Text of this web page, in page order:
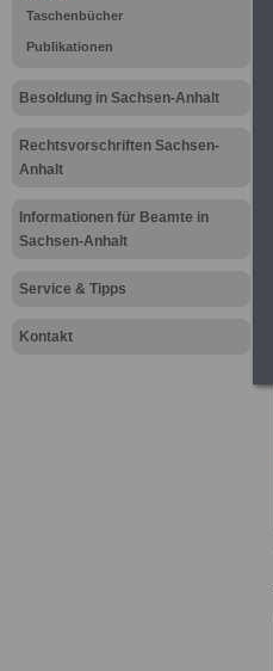
Taschenbücher
Publikationen
Besoldung in Sachsen-Anhalt
Rechtsvorschriften Sachsen-
Anhalt
Informationen für Beamte in
Sachsen-Anhalt
Service & Tipps
Kontakt